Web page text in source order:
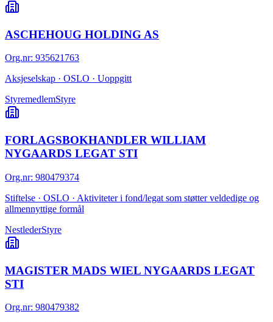
ASCHEHOUG HOLDING AS
Org.nr: 935621763
Aksjeselskap · OSLO · Uoppgitt
StyremedlemStyre
FORLAGSBOKHANDLER WILLIAM
NYGAARDS LEGAT STI
Org.nr: 980479374
Stiftelse · OSLO · Aktiviteter i fond/legat som støtter veldedige og
allmennyttige formål
NestlederStyre
MAGISTER MADS WIEL NYGAARDS LEGAT
STI
Org.nr: 980479382